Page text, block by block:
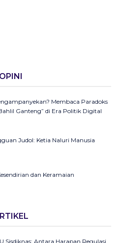
OPINI
Membaca Paradoks
Ganteng” di Era Politik Digital
Judol: Ketia Naluri Manusia
dan Keramaian
Podcast sebagai Seruan Kesehatan
Sisdiknas: Antara Harapan Regulasi